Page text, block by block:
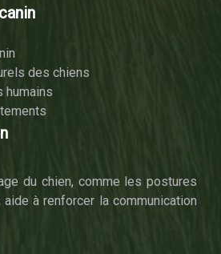
des chiens
humains
du chien, comme les postures
à renforcer la communication